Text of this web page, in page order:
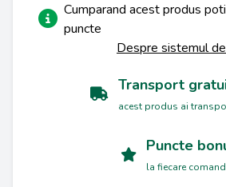
Cumparand acest produs
puncte
Despre sistemul
Transport
acest produs ai
Puncte
la fiecare